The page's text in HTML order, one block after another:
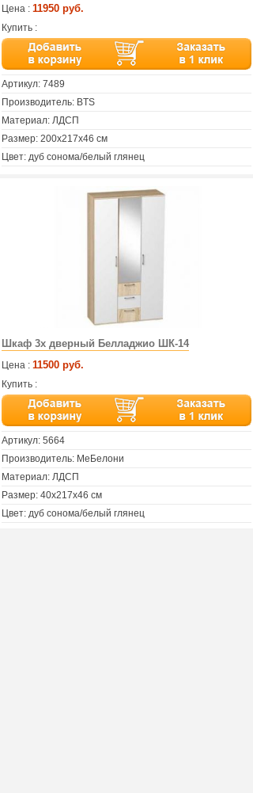
Цена : 11950 руб.
Купить :
Артикул: 7489
Производитель: BTS
Материал: ЛДСП
Размер: 200х217х46 см
Цвет: дуб сонома/белый глянец
Шкаф 3х дверный Белладжио ШК-14
Цена : 11500 руб.
Купить :
Артикул: 5664
Производитель: МеБелони
Материал: ЛДСП
Размер: 40х217х46 см
Цвет: дуб сонома/белый глянец